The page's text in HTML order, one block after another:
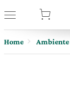
Home Ambiente